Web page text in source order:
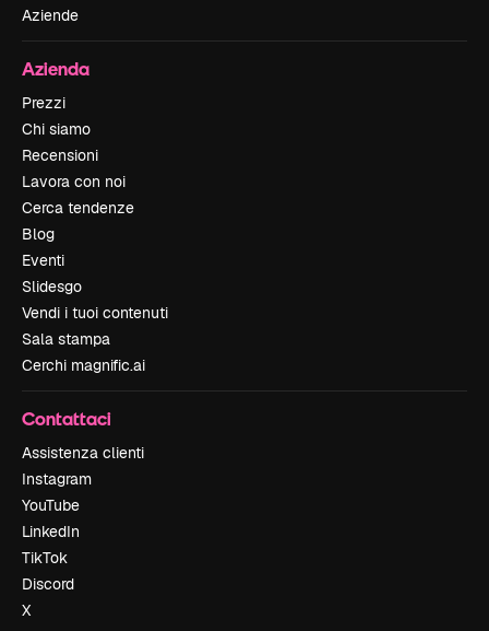
Aziende
Azienda
Prezzi
Chi siamo
Recensioni
Lavora con noi
Cerca tendenze
Blog
Eventi
Slidesgo
Vendi i tuoi contenuti
Sala stampa
Cerchi magnific.ai
Contattaci
Assistenza clienti
Instagram
YouTube
LinkedIn
TikTok
Discord
X